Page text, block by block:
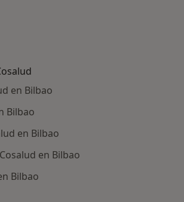
en Bilbao
Bilbao
en Bilbao
en Bilbao
Bilbao